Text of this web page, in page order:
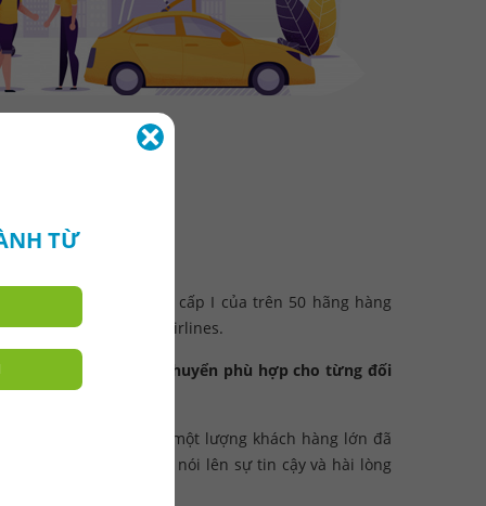
năm 1995, là đại lý cấp I của trên 50 hãng hàng
bao gồm Vietnam Airlines.
các gói dịch vụ vận chuyển phù hợp cho từng đối
đi.
tự hào nhất là có một lượng khách hàng lớn đã
Chính điều đó đã nói lên sự tin cậy và hài lòng
TỪ